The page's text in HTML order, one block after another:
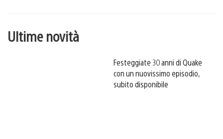
Ultime novità
Festeggiate 30 anni di Quake
con un nuovissimo episodio,
subito disponibile